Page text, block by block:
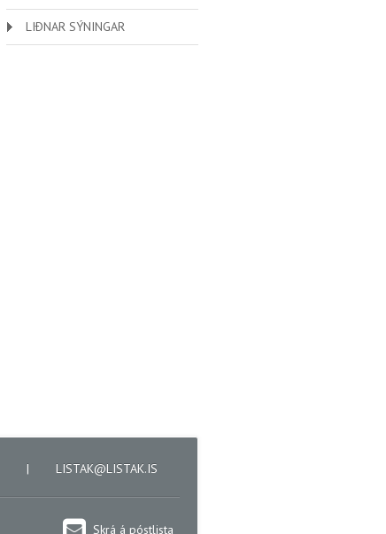
LIÐNAR SÝNINGAR
| LISTAK@LISTAK.IS
Skrá á póstlista